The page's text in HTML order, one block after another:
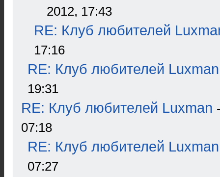
2012, 17:43
RE: Клуб любителей
17:16
RE: Клуб любителей Luxman
19:31
RE: Клуб любителей Luxman
07:18
RE: Клуб любителей Luxman
07:27